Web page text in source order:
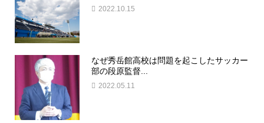
2022.10.15
なぜ秀岳館高校は問題を起こしたサッカー
部の段原監督...
2022.05.11